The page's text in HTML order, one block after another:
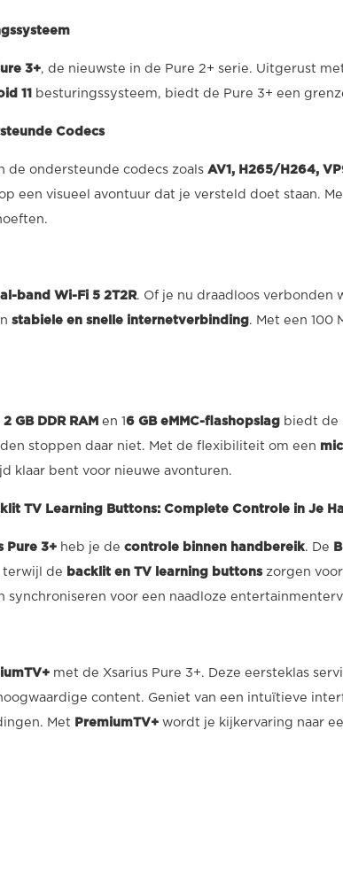
3+, de nieuwste in de Pure 2+ serie. Uitgerust
11 besturingssysteem, biedt de Pure 3+ een
Codecs
de ondersteunde codecs zoals AV1, H265/H264,
een visueel avontuur dat je versteld doet staan.
band Wi-Fi 5 2T2R. Of je nu draadloos verbonden
stabiele en snelle internetverbinding. Met een 100
2 GB DDR RAM en 16 GB eMMC-flashopslag biedt de
stoppen daar niet. Met de flexibiliteit om een
klaar bent voor nieuwe avonturen.
TV Learning Buttons: Complete Controle in Je
Pure 3+ heb je de controle binnen handbereik. De
terwijl de backlit en TV learning buttonszorgen
synchroniseren voor een naadloze
met de Xsarius Pure 3+. Deze eersteklas
content. Geniet van een intuïtieve
Met PremiumTV+ wordt je kijkervaring naar